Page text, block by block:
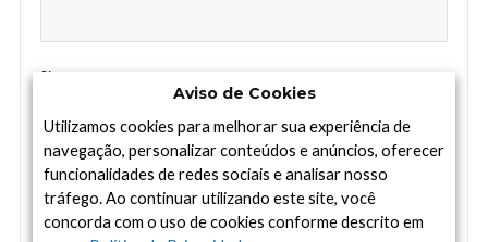
Site
Aviso de Cookies
Utilizamos cookies para melhorar sua experiência de
navegação, personalizar conteúdos e anúncios, oferecer
funcionalidades de redes sociais e analisar nosso
tráfego. Ao continuar utilizando este site, você
concorda com o uso de cookies conforme descrito em